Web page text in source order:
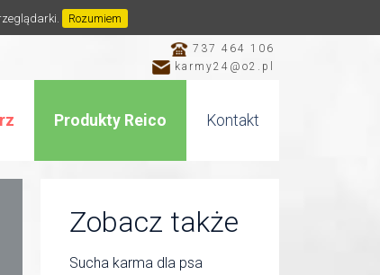
Rozumiem
737 464 106
karmy24@o2.pl
Produkty Reico Kontakt
Zobacz także
Sucha karma dla psa